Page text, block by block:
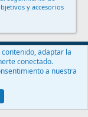
Ayuda
Ltd.
y accesorios
adaptar la
conectado.
a nuestra